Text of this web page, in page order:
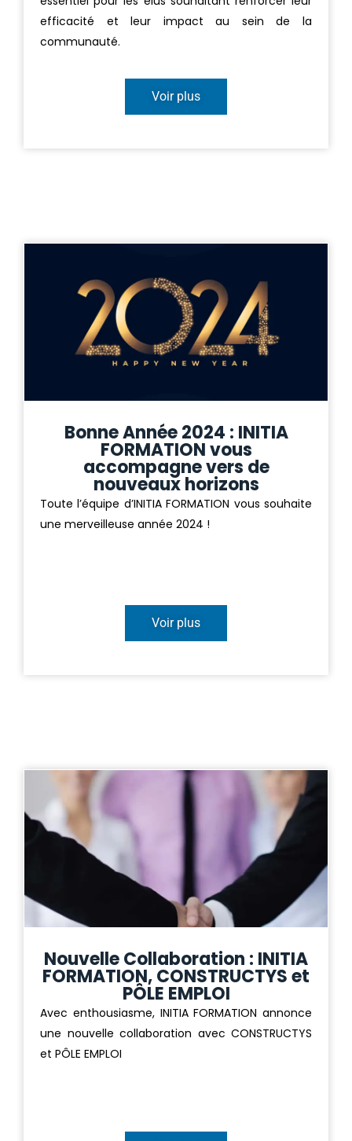
efficacité et leur impact au sein de la
communauté.
Voir plus
Bonne Année 2024 : INITIA
FORMATION vous
accompagne vers de
nouveaux horizons
Toute l’équipe d’INITIA FORMATION vous souhaite
une merveilleuse année 2024 !
Voir plus
Nouvelle Collaboration : INITIA
FORMATION, CONSTRUCTYS et
PÔLE EMPLOI
Avec enthousiasme, INITIA FORMATION annonce
une nouvelle collaboration avec CONSTRUCTYS
et PÔLE EMPLOI